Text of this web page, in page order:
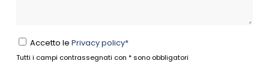
Accetto le Privacy policy*
Tutti i campi contrassegnati con * sono obbligatori